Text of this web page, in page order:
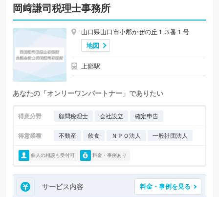
岡﨑謙司税理士事務所
山口県山口市小郡かぜの丘１３番１号
地図
上郷駅
あなたの「オンリーワンパートナー」でありたい
得意分野 顧問税理士 会社設立 確定申告
得意業種 不動産 飲食 ＮＰＯ法人 一般社団法人
個人の相談も受付可 料金・事例あり
サービス内容 料金・事例を見る